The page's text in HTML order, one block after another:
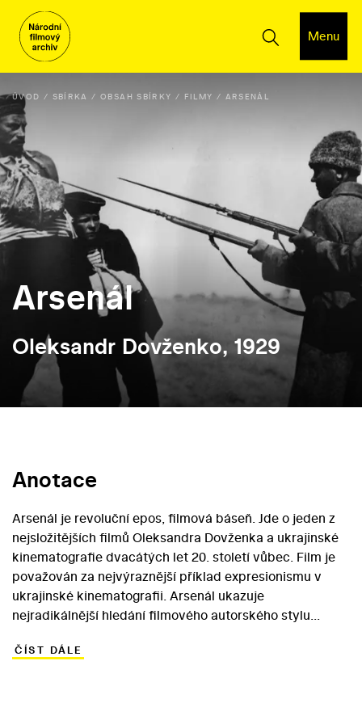
Menu
ÚVOD SBÍRKA OBSAH SBÍRKY FILMY ARSENÁL
Arsenál
Oleksandr Dovženko, 1929
Anotace
Arsenál je revoluční epos, filmová báseň. Jde o jeden z
nejsložitějších filmů Oleksandra Dovženka a ukrajinské
kinematografie dvacátých let 20. století vůbec. Film je
považován za nejvýraznější příklad expresionismu v
ukrajinské kinematografii. Arsenál ukazuje
nejradikálnější hledání filmového autorského stylu
tvorby. Zajímavá je především dramaturgie, umělecká
ČÍST DÁLE